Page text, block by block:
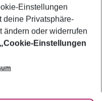
Einstellungen
deine Privatsphäre-
ändern oder widerrufen
„Cookie-Einstellungen